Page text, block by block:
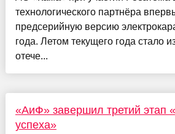
технологического партнёра
предсерийную версию
года. Летом текущего года стало
отече...
«АиФ» завершил третий этап
успеха»